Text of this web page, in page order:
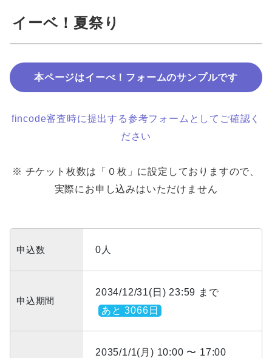
イーベ！夏祭り
本ページはイーべ！フォームのサンプルです
fincode審査時に提出する参考フォームとしてご確認く
ださい
※ チケット枚数は「０枚」に設定しておりますので、
実際にお申し込みはいただけません
申込数 0人
申込期間
2034/12/31(日) 23:59 まで
あと 3066日
2035/1/1(月) 10:00 〜 17:00